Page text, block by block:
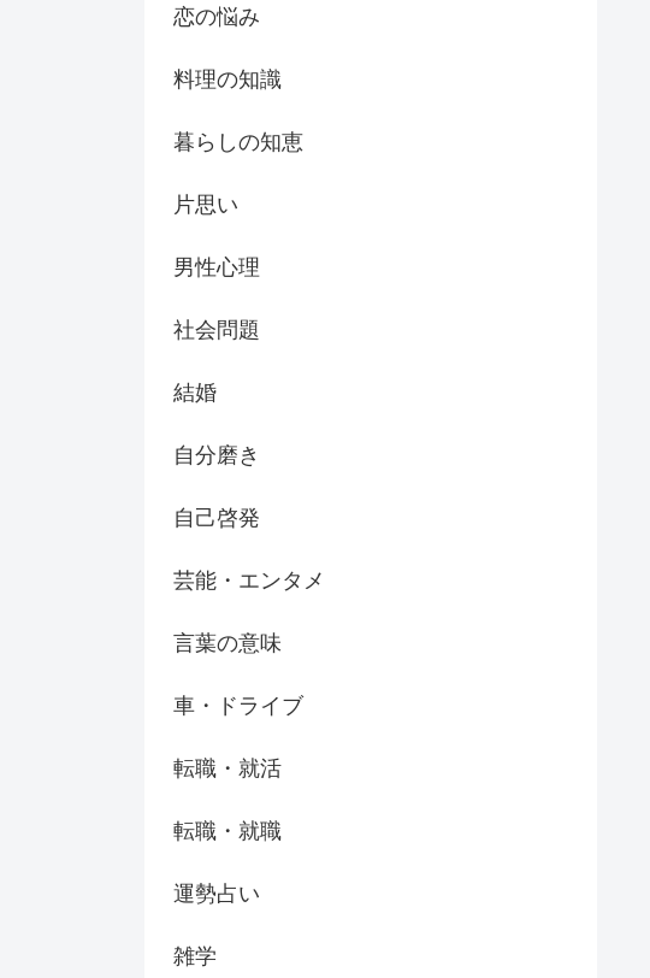
恋の悩み
料理の知識
暮らしの知恵
片思い
男性心理
社会問題
結婚
自分磨き
自己啓発
芸能・エンタメ
言葉の意味
車・ドライブ
転職・就活
転職・就職
運勢占い
雑学